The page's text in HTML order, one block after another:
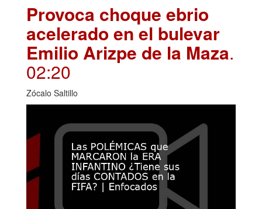
Provoca choque ebrio
acelerado en el bulevar
Emilio Arizpe de la Maza.
02:20
Zócalo Saltillo